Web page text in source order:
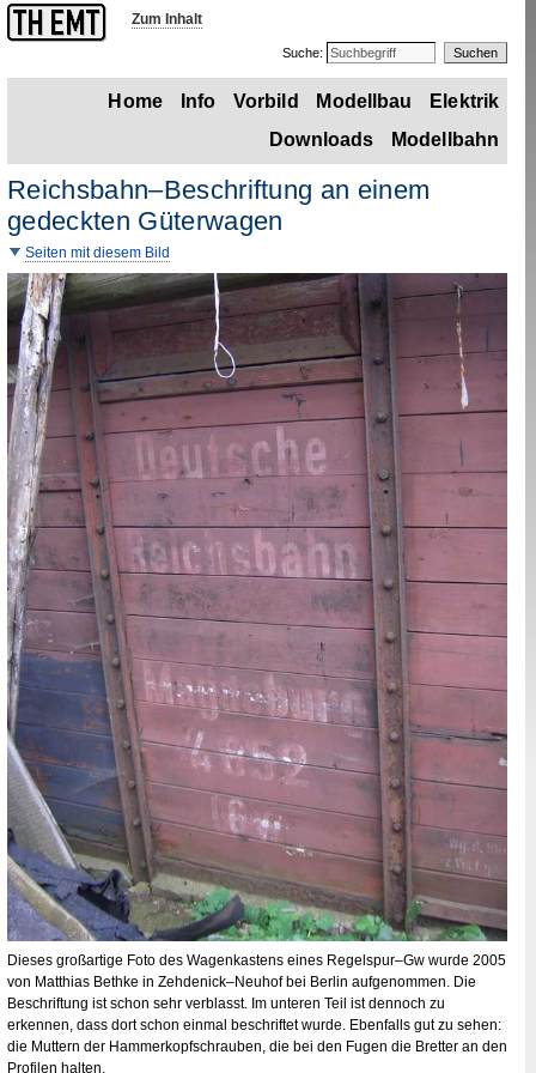
Zum Inhalt
Suche:
Home Info Vorbild Modellbau
Elektrik
Downloads
Modellbahn
Reichsbahn–Beschriftung an einem
gedeckten Güterwagen
Seiten mit diesem Bild
Dieses großartige Foto des Wagenkastens eines Regelspur–Gw wurde 2005
von Matthias Bethke in Zehdenick–Neuhof bei Berlin aufgenommen. Die
Beschriftung ist schon sehr verblasst. Im unteren Teil ist dennoch zu
erkennen, dass dort schon einmal beschriftet wurde. Ebenfalls gut zu sehen:
die Muttern der Hammerkopfschrauben, die bei den Fugen die Bretter an den
Profilen halten.